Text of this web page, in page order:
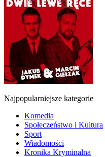
Najpopularniejsze kategorie
Komedia
Społeczeństwo i Kultura
Sport
Wiadomości
Kronika Kryminalna